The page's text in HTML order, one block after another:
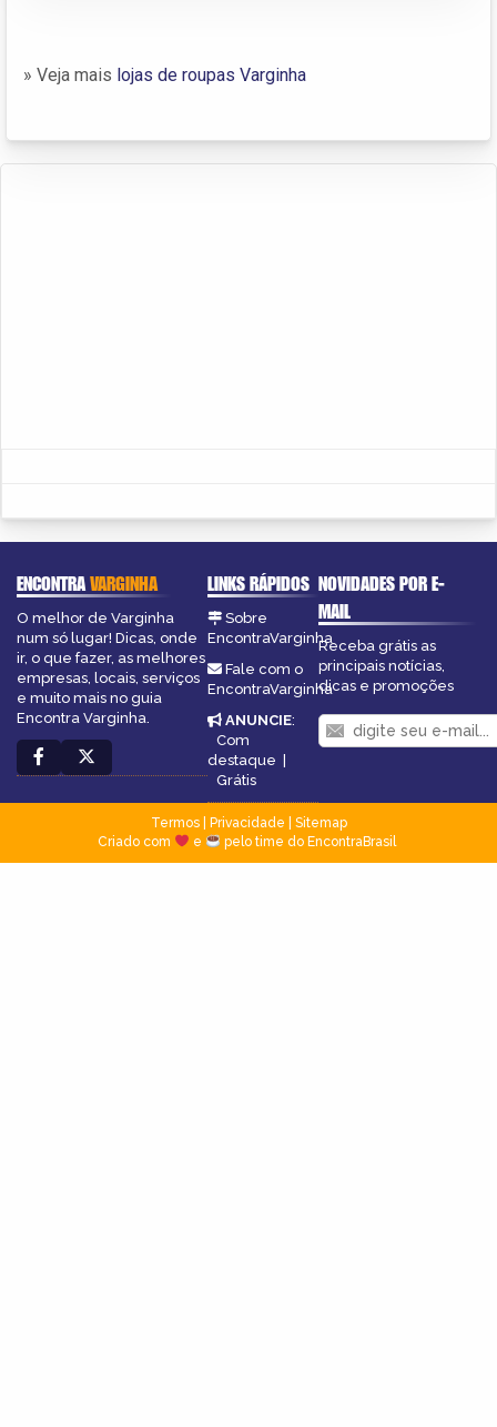
» Veja mais lojas de roupas Varginha
ENCONTRAVARGINHA
O melhor de Varginha
num só lugar! Dicas, onde
ir, o que fazer, as melhores
empresas, locais, serviços
e muito mais no guia
Encontra Varginha.
LINKS RÁPIDOS
Sobre
EncontraVarginha
Fale com o
EncontraVarginha
ANUNCIE:
Com
destaque |
Grátis
NOVIDADES POR E-
MAIL
Receba grátis as
principais notícias,
dicas e promoções
Termos| Privacidade
Sitemap
Criado com
e pelo time do EncontraBrasil